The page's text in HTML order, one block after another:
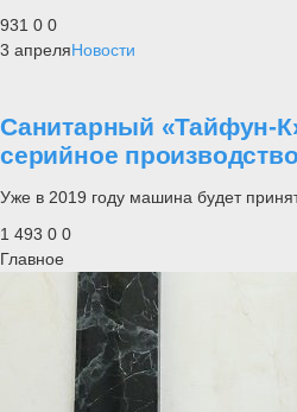
931 0 0
3 апреляНовости
Санитарный «Тайфун-
серийное производство
Уже в 2019 году машина будет
1 493 0 0
Главное